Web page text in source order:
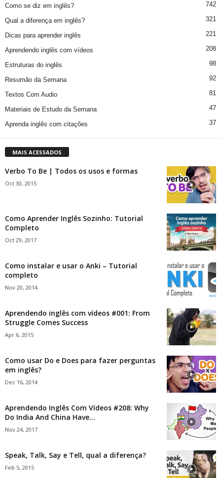
Como se diz em inglês? 742
Qual a diferença em inglês? 321
Dicas para aprender inglês 221
Aprendendo inglês com vídeos 208
Estruturas do inglês 98
Resumão da Semana 92
Textos Com Audio 81
Materiais de Estudo da Semana 47
Aprenda inglês com citações 37
MAIS ACESSADOS
Verbo To Be | Todos os usos e formas
Oct 30, 2015
Como Aprender Inglês Sozinho: Tutorial
Completo
Oct 29, 2017
Como instalar e usar o Anki – Tutorial
completo
Nov 20, 2014
Aprendendo inglês com vídeos #001: From
Struggle Comes Success
Apr 6, 2015
Como usar Do e Does para fazer perguntas
em inglês?
Dec 16, 2014
Aprendendo Inglês Com Vídeos #208: Why
Do India And China Have...
Nov 24, 2017
Speak, Talk, Say e Tell, qual a diferença?
Feb 5, 2015